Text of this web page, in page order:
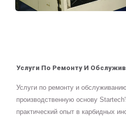
Услуги По Ремонту И
Услуги по ремонту и
производственную основу
практический опыт в карбидных